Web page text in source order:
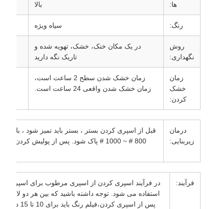
ها:
بالا
رنگ: سیاه ویژه
روش
نگهداری:
در یک مکان خنک، خشک، تهویه شده و
تاریک نگه دارید
زمان
خشک
کردن:
زمان خشک شدن سطح 2 ساعت است،
زمان خشک شدن واقعی 24 ساعت است.
درمان
زیربنایی:
قبل از اسپری کردن بستر ، بستر باید تمیز شود ، با
800 # ~ 1000 # پاک شود. پس از پولیش
فرآیند:
پس از اسپری